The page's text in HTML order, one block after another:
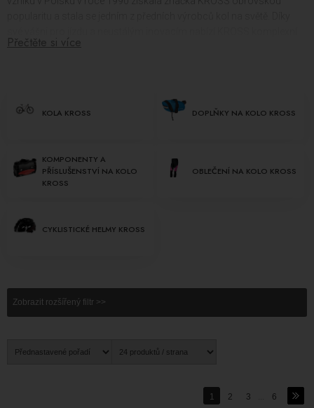
sortiment kol a příslušenství, které uspokojí potřeby cyklistů na
Od horských kol (MTB) přes silniční kola až po městská a
trekkingová kola - všechny jsou navrženy s důrazem na kvalitu,
jízdám po městských cestách, najdete si vhodné
osvětlení, zámky, stojany a další. S
vaše jízda nejen bezpečnější, ale také pohodlnější.
Komponenty na kola KROSS
spolehlivost vašeho kola.
zahrnuje cyklistické dresy, kalhoty, bundy, rukavice a další.
Přečtěte si více
KOLA KROSS DOPLŇKY NA KOLO KROSS
KOMPONENTY A
PŘÍSLUŠENSTVÍ NA KOLO
KROSS
OBLEČENÍ NA KOLO KROSS
CYKLISTICKÉ HELMY KROSS
Zobrazit rozšířený filtr >>
1 2 3 6